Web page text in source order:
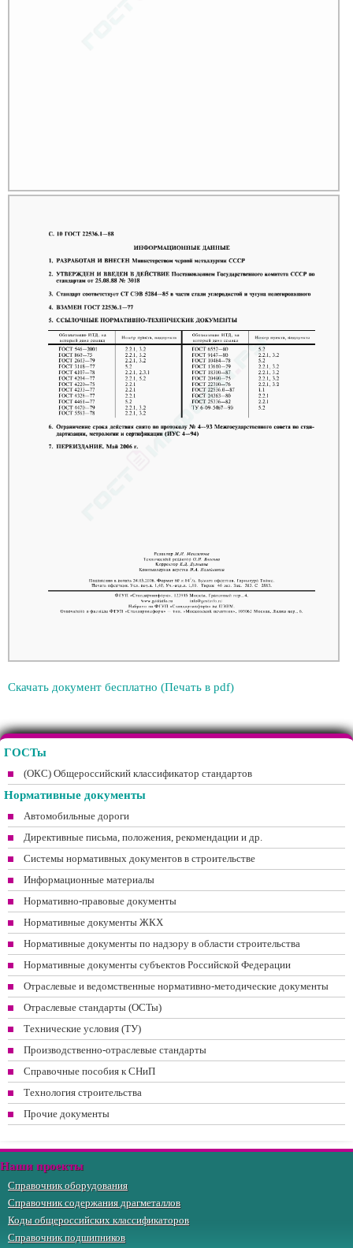
Скачать документ бесплатно (Печать в pdf)
ГОСТы
(ОКС) Общероссийский классификатор стандартов
Нормативные документы
Автомобильные дороги
Директивные письма, положения, рекомендации и др.
Системы нормативных документов в строительстве
Информационные материалы
Нормативно-правовые документы
Нормативные документы ЖКХ
Нормативные документы по надзору в области строительства
Нормативные документы субъектов Российской Федерации
Отраслевые и ведомственные нормативно-методические документы
Отраслевые стандарты (ОСТы)
Технические условия (ТУ)
Производственно-отраслевые стандарты
Справочные пособия к СНиП
Технология строительства
Прочие документы
Наши проекты
Справочник оборудования
Справочник содержания драгметаллов
Коды общероссийских классификаторов
Справочник подшипников